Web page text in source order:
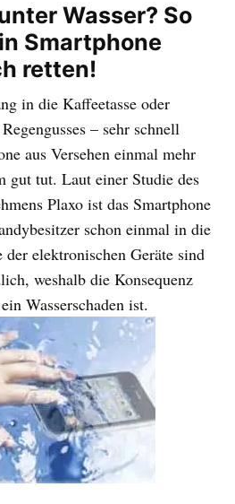
Wasser? So
Smartphone
retten!
in die Kaffeetasse oder
– sehr schnell
aus Versehen einmal mehr
gut tut. Laut einer Studie des
Plaxo ist das Smartphone
schon einmal in die
elektronischen Geräte sind
weshalb die Konsequenz
Wasserschaden ist.